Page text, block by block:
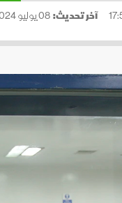
آخر تحديث:08 يوليو 2024 14:39